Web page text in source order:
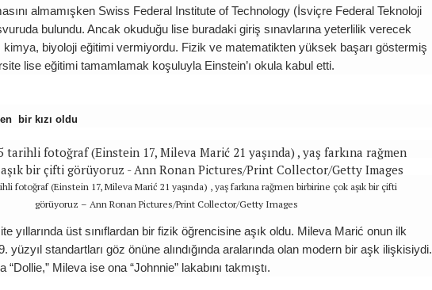
almamışken Swiss Federal Institute of Technology (İsviçre Federal Teknoloji
bulundu. Ancak okuduğu lise buradaki giriş sınavlarına yeterlilik verecek
kimya, biyoloji eğitimi vermiyordu. Fizik ve matematikten yüksek başarı göstermiş
lise eğitimi tamamlamak koşuluyla Einstein’ı okula kabul etti.
bir kızı oldu
fotoğraf (Einstein 17, Mileva Marić 21 yaşında) , yaş farkına rağmen birbirine çok aşık bir çifti
görüyoruz – Ann Ronan Pictures/Print Collector/Getty Images
yıllarında üst sınıflardan bir fizik öğrencisine aşık oldu. Mileva Marić onun ilk
yüzyıl standartları göz önüne alındığında aralarında olan modern bir aşk ilişkisiydi.
“Dollie,” Mileva ise ona “Johnnie” lakabını takmıştı.